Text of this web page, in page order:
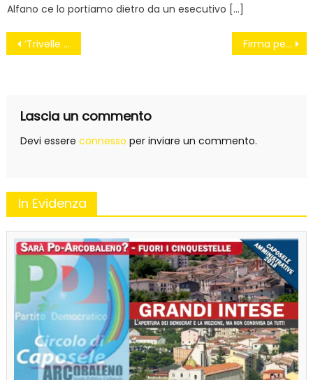
Alfano ce lo portiamo dietro da un esecutivo […]
Navigazione
‘Trivelle senza sviluppo’, l’Irpinia fuori dal bonus Firma per l’acqua
Lascia un commento
Devi essere connesso per inviare un commento.
In Evidenza